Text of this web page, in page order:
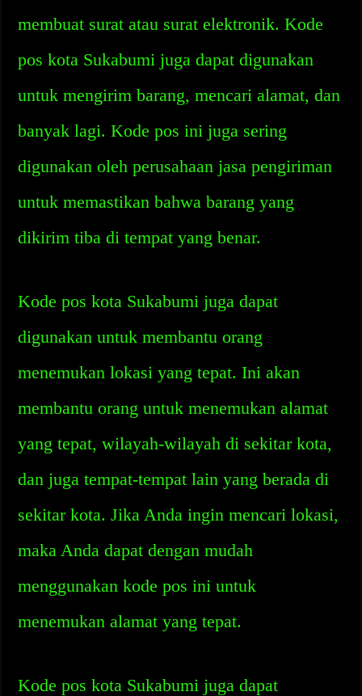
membuat surat atau surat elektronik. Kode
pos kota Sukabumi juga dapat digunakan
untuk mengirim barang, mencari alamat, dan
banyak lagi. Kode pos ini juga sering
digunakan oleh perusahaan jasa pengiriman
untuk memastikan bahwa barang yang
dikirim tiba di tempat yang benar.
Kode pos kota Sukabumi juga dapat
digunakan untuk membantu orang
menemukan lokasi yang tepat. Ini akan
membantu orang untuk menemukan alamat
yang tepat, wilayah-wilayah di sekitar kota,
dan juga tempat-tempat lain yang berada di
sekitar kota. Jika Anda ingin mencari lokasi,
maka Anda dapat dengan mudah
menggunakan kode pos ini untuk
menemukan alamat yang tepat.
Kode pos kota Sukabumi juga dapat